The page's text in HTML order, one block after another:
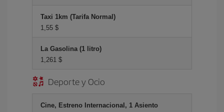
Taxi 1km (Tarifa Normal)
1,55 $
La Gasolina (1 litro)
1,261 $
Deporte y Ocio
Cine, Estreno Internacional, 1 Asiento